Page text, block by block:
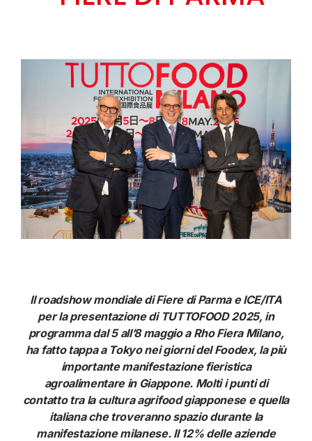
Il roadshow mondiale di Fiere di Parma e ICE/ITA
per la presentazione di TUTTOFOOD 2025, in
programma dal 5 all’8 maggio a Rho Fiera Milano,
ha fatto tappa a Tokyo nei giorni del Foodex, la più
importante manifestazione fieristica
agroalimentare in Giappone. Molti i punti di
contatto tra la cultura agrifood giapponese e quella
italiana che troveranno spazio durante la
manifestazione milanese. Il 12% delle aziende